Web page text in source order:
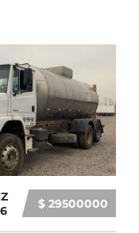
$ 29500000